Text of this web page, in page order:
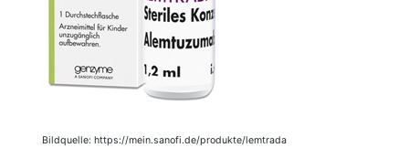
Bildquelle: https://mein.sanofi.de/produkte/lemtrada